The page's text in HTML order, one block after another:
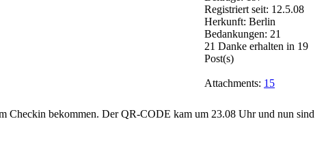
Registriert seit: 12.5.08
Herkunft: Berlin
Bedankungen: 21
21 Danke erhalten in 19
Post(s)
Attachments: 15
Checkin bekommen. Der QR-CODE kam um 23.08 Uhr und nun sind